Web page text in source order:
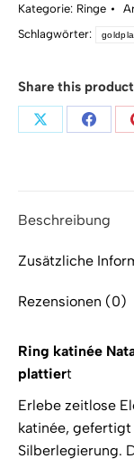
corde
Silber
Gold
plattiert
Menge
Kategorie: Ringe
Schlagwörter:
Share this product
Teilen Teilen
Beschreibung
Zusätzliche
Rezensionen (0)
Ring katinée
plattiert
Erlebe zeitlose
katinée,
Silberlegierung.